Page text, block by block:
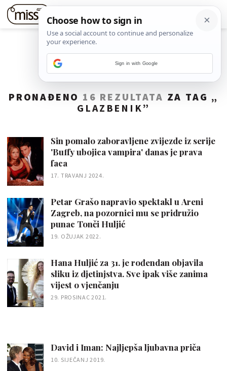
PRONAĐENO 16 REZULTATA ZA TAG „
GLAZBENIK”
Sin pomalo zaboravljene zvijezde iz serije
'Buffy ubojica vampira' danas je prava
faca
17. TRAVANJ 2024.
Petar Grašo napravio spektakl u Areni
Zagreb, na pozornici mu se pridružio
punac Tonči Huljić
19. OŽUJAK 2022.
Hana Huljić za 31. je rođendan objavila
sliku iz djetinjstva. Sve ipak više zanima
vijest o vjenčanju
29. PROSINAC 2021.
David i Iman: Najljepša ljubavna priča
10. SIJEČANJ 2019.
Sign in with Google